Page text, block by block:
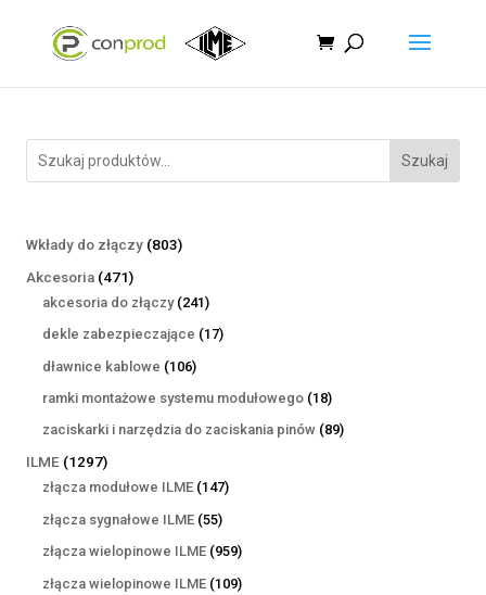
Szukaj
Wkłady do złączy 803803
Akcesoria 471471
produktów
akcesoria do złączy 241241
produktów
dekle zabezpieczające 1717
dławnice kablowe 106106
produktów
ramki montażowe systemu modułowego 1818
produktów
zaciskarki i narzędzia do zaciskania pinów 8989
ILME 12971297
produktów
złącza modułowe ILME 147147
złącza sygnałowe ILME 5555
produktów
złącza wielopinowe ILME 959959
produktów
złącza wielopinowe ILME 109109